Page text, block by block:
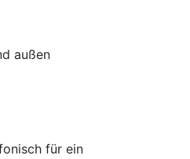
außen
für ein